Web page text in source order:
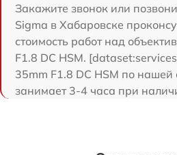
Закажите звонок или
Sigma в Хабаровске
стоимость работ над
F1.8 DC HSM.
35mm F1.8 DC HSM по нашей
занимает 3-4 часа при